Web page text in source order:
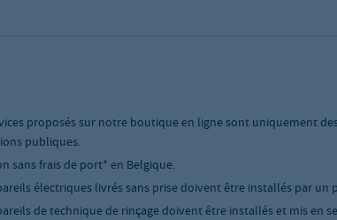
proposés sur notre boutique en ligne sont uniquement
publiques.
sans frais de port* en Belgique.
électriques livrés sans prise doivent être installés par un
de technique de rinçage doivent être installés et mis en